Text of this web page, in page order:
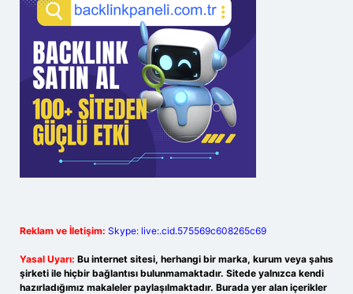
Reklam ve İletişim: Skype: live:.cid.575569c608265c69
Yasal Uyarı: Bu internet sitesi, herhangi bir marka, kurum veya şahıs
şirketi ile hiçbir bağlantısı bulunmamaktadır. Sitede yalnızca kendi
hazırladığımız makaleler paylaşılmaktadır. Burada yer alan içerikler